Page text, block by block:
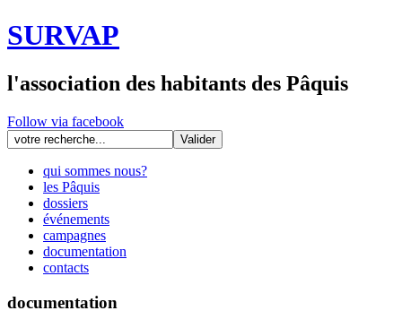
SURVAP
l'association des habitants des Pâquis
Follow via facebook
qui sommes nous?
les Pâquis
dossiers
événements
campagnes
documentation
contacts
documentation